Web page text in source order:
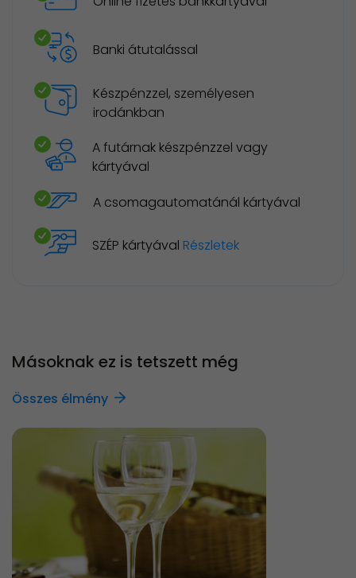
Banki átutalással
Készpénzzel, személyesen
irodánkban
A futárnak készpénzzel vagy
kártyával
A csomagautomatánál kártyával
SZÉP kártyával Részletek
Másoknak ez is tetszett még
Összes élmény